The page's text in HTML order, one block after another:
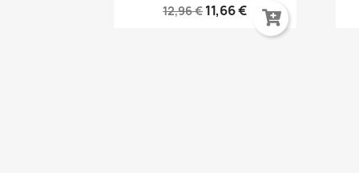
12,96 €11,66 €